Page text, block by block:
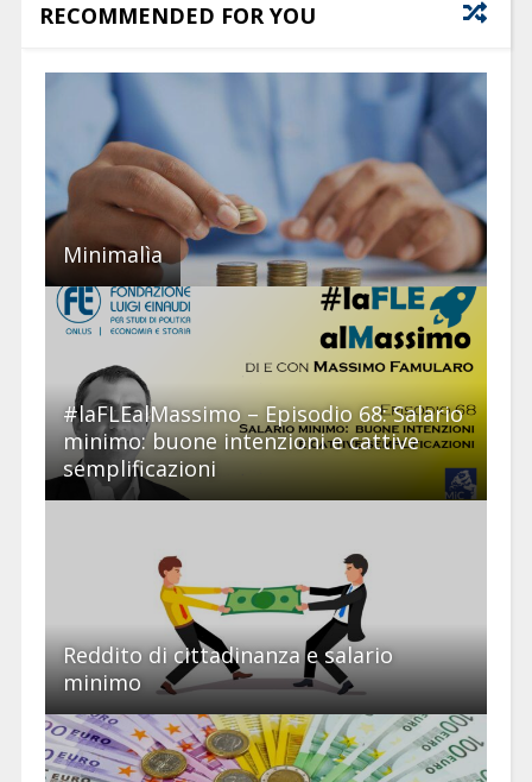
RECOMMENDED FOR YOU
Minimalìa
#laFLEalMassimo – Episodio 68: Salario
minimo: buone intenzioni e cattive
semplificazioni
Reddito di cittadinanza e salario
minimo